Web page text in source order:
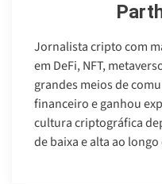
Jornalista cripto com
em DeFi, NFT,
grandes meios de
financeiro e ganhou
cultura criptográfica
de baixa e alta ao